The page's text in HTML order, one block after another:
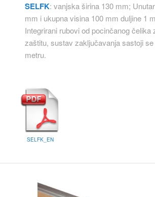
SELFK: vanjska širina 130 mm;
mm i ukupna visina 100 mm duljine 1
Integrirani rubovi od pocinčanog čelika
zaštitu, sustav zaključavanja sastoji
metru.
SELFK_EN